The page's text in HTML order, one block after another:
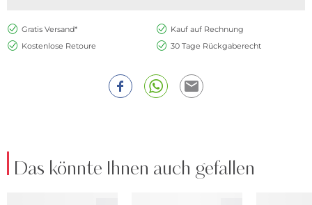
Gratis Versand*
Kauf auf Rechnung
Kostenlose Retoure
30 Tage Rückgaberecht
Das könnte Ihnen auch gefallen